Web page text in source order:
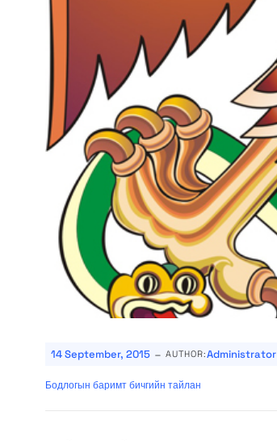
14 September, 2015 - AUTHOR:Administrator
Бодлогын баримт бичгийн тайлан